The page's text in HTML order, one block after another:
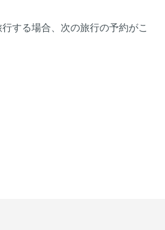
する場合、次の旅行の予約がこ